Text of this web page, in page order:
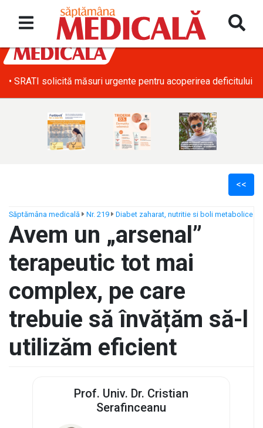
• SRATI solicită măsuri urgente pentru acoperirea deficitului
<<
Săptămâna medicală Nr. 219 Diabet zaharat, nutritie si boli metabolice
Avem un „arsenal”
terapeutic tot mai
complex, pe care
trebuie să învățăm să-l
utilizăm eficient
Prof. Univ. Dr. Cristian
Serafinceanu